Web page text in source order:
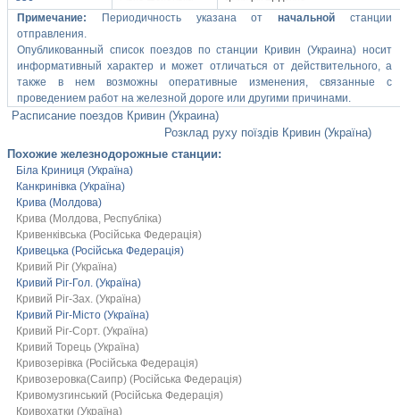
Примечание: Периодичность указана отначальной станции
отправления.
Опубликованный список поездов по станции Кривин (Украина) носит
информативный характер и может отличаться от действительного, а
также в нем возможны оперативные изменения, связанные с
проведением работ на железной дороге или другими причинами.
Расписание поездов Кривин (Украина)
Розклад руху поїздів Кривин (Україна)
Похожие железнодорожные станции:
Біла Криниця (Україна)
Канкринівка (Україна)
Крива (Молдова)
Крива (Молдова, Республіка)
Кривенківська (Російська Федерація)
Кривецька (Російська Федерація)
Кривий Ріг (Україна)
Кривий Ріг-Гол. (Україна)
Кривий Ріг-Зах. (Україна)
Кривий Ріг-Місто (Україна)
Кривий Ріг-Сорт. (Україна)
Кривий Торець (Україна)
Кривозерівка (Російська Федерація)
Кривозеровка(Саипр) (Російська Федерація)
Кривомузгинський (Російська Федерація)
Кривохатки (Україна)